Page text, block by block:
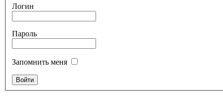
Логин
Пароль
Запомнить меня